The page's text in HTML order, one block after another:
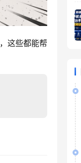
，这些都能帮